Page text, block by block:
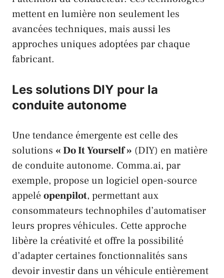
mettent en lumière non seulement les
avancées techniques, mais aussi les
approches uniques adoptées par chaque
fabricant.
Les solutions DIY pour la
conduite autonome
Une tendance émergente est celle des
solutions « Do It Yourself » (DIY) en matière
de conduite autonome. Comma.ai, par
exemple, propose un logiciel open-source
appeléopenpilot, permettant aux
consommateurs technophiles d’automatiser
leurs propres véhicules. Cette approche
libère la créativité et offre la possibilité
d’adapter certaines fonctionnalités sans
devoir investir dans un véhicule entièrement